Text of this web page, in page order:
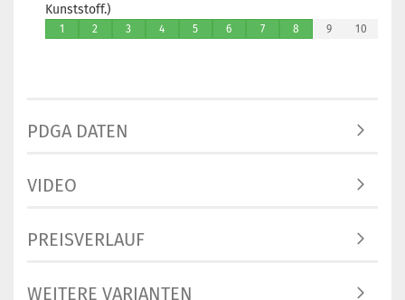
Kunststoff.)
1 2 3 4 5 6 7 8 9 10
PDGA DATEN
VIDEO
PREISVERLAUF
WEITERE VARIANTEN